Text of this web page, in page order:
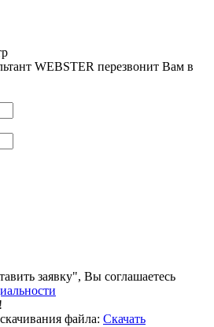
WEBSTER перезвонит Вам в
заявку", Вы соглашаетесь
файла: Скачать